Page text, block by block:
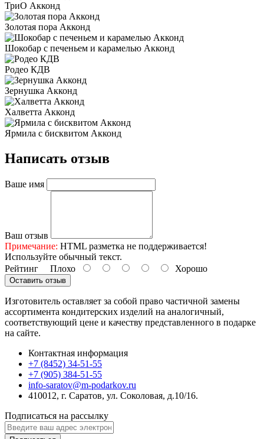
ТриО Акконд
Золотая пора Акконд
Шокобар с печеньем и карамелью Акконд
Родео КДВ
Зернушка Акконд
Халветта Акконд
Ярмила с бисквитом Акконд
Написать отзыв
Ваше имя
Ваш отзыв
Примечание: HTML разметка не поддерживается!
Используйте обычный текст.
Рейтинг Плохо Хорошо
Оставить отзыв
Изготовитель оставляет за собой право частичной замены
ассортимента кондитерских изделий на аналогичный,
соответствующий цене и качеству представленного в подарке
на сайте.
Контактная информация
+7 (8452) 34-51-55
+7 (905) 384-51-55
info-saratov@m-podarkov.ru
410012, г. Саратов, ул. Соколовая, д.10/16.
Подписаться на рассылку